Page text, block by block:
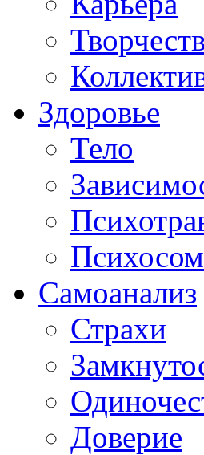
Здоровье
Тело
Самоанализ
Страхи
Доверие